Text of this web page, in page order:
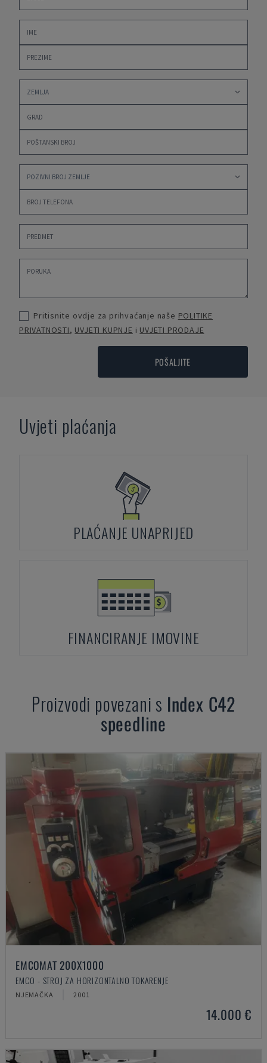
Pritisnite ovdje za prihvaćanje naše POLITIKE
PRIVATNOSTI, UVJETI KUPNJE i UVJETI PRODAJE
POŠALJITE
Uvjeti plaćanja
PLAĆANJE UNAPRIJED
FINANCIRANJE IMOVINE
Proizvodi povezani s Index C42
speedline
EMCOMAT 200X1000
EMCO - STROJ ZA HORIZONTALNO TOKARENJE
NJEMAČKA 2001
14.000 €